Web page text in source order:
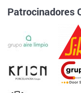
Patrocinadores